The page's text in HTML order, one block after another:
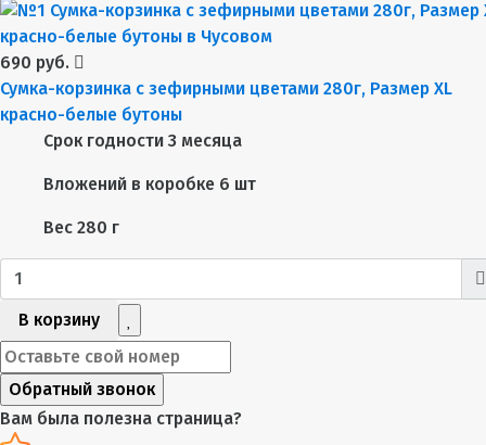
690 руб.
Сумка-корзинка с зефирными цветами 280г, Размер XL
красно-белые бутоны
Срок годности 3 месяца
Вложений в коробке 6 шт
Вес 280 г
В корзину
Обратный звонок
Вам была полезна страница?